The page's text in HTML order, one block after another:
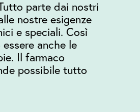
parte dai nostri
nostre esigenze
e speciali. Così
anche le
Il farmaco
possibile tutto